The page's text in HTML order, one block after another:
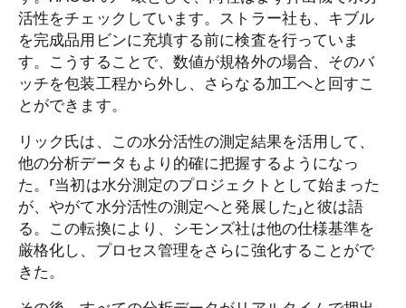
活性をチェックしています。ストラー社も、キブル
を完成品用ビンに充填する前に検査を行っていま
す。こうすることで、数値が規格外の場合、そのバ
ッチを包装工程から外し、さらなる加工へと回すこ
とができます。
リック氏は、この水分活性の測定結果を活用して、
他の分析データもより的確に把握するようになっ
た。「当初は水分測定のプロジェクトとして始まった
が、やがて水分活性の測定へと発展した」と彼は語
る。この転換により、シモンズ社は他の仕様基準を
厳格化し、プロセス管理をさらに強化することがで
きた。